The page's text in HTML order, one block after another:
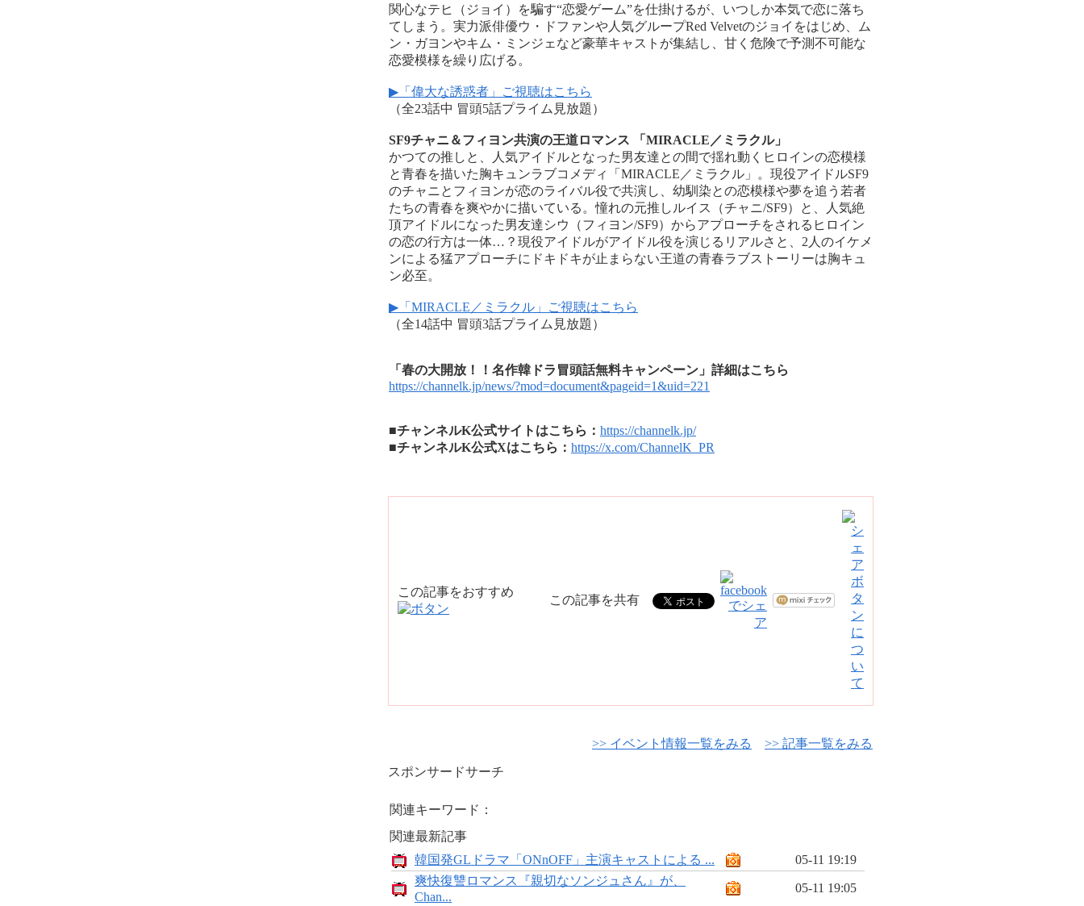
関心なテヒ（ジョイ）を騙す“恋愛ゲーム”を仕掛けるが、いつしか本気で恋に落ち
てしまう。実力派俳優ウ・ドファンや人気グループRed Velvetのジョイをはじめ、ム
ン・ガヨンやキム・ミンジェなど豪華キャストが集結し、甘く危険で予測不可能な
恋愛模様を繰り広げる。
▶「偉大な誘惑者」ご視聴はこちら
（全23話中 冒頭5話プライム見放題）
SF9チャニ＆フィヨン共演の王道ロマンス 「MIRACLE／ミラクル」
かつての推しと、人気アイドルとなった男友達との間で揺れ動くヒロインの恋模様
と青春を描いた胸キュンラブコメディ「MIRACLE／ミラクル」。現役アイドルSF9
のチャニとフィヨンが恋のライバル役で共演し、幼馴染との恋模様や夢を追う若者
たちの青春を爽やかに描いている。憧れの元推しルイス（チャニ/SF9）と、人気絶
頂アイドルになった男友達シウ（フィヨン/SF9）からアプローチをされるヒロイン
の恋の行方は一体…？現役アイドルがアイドル役を演じるリアルさと、2人のイケメ
ンによる猛アプローチにドキドキが止まらない王道の青春ラブストーリーは胸キュ
ン必至。
▶「MIRACLE／ミラクル」ご視聴はこちら
（全14話中 冒頭3話プライム見放題）
「春の大開放！！名作韓ドラ冒頭話無料キャンペーン」詳細はこちら
https://channelk.jp/news/?mod=document&pageid=1&uid=221
■チャンネルK公式サイトはこちら： https://channelk.jp/
■チャンネルK公式Xはこちら： https://x.com/ChannelK_PR
この記事をおすすめ
この記事を共有
>> イベント情報一覧をみる >> 記事一覧をみる
スポンサードサーチ
関連キーワード：
関連最新記事
韓国発GLドラマ「ONnOFF」主演キャストによる ...
05-11 19:19
爽快復讐ロマンス『親切なソンジュさん』が、
Chan...
05-11 19:05